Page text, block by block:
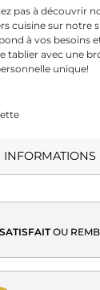
pas à découvrir
cuisine sur notre
à vos besoins
tablier avec une
unique!
INFORMATIONS
SATISFAITOU